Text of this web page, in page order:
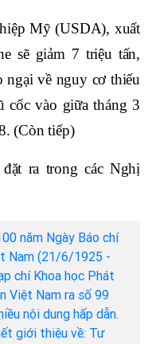
Mỹ (USDA), xuất
sẽ giảm 7 triệu tấn,
về nguy cơ thiếu
cốc vào giữa tháng 3
(Còn tiếp)
ra trong các Nghị
năm Ngày Báo chí
Nam (21/6/1925 -
chí Khoa học Phát
Việt Nam ra số 99
nội dung hấp dẫn.
giới thiệu về: Tư